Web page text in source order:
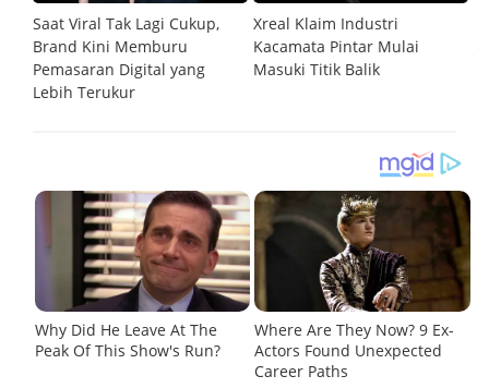
Saat Viral Tak Lagi Cukup,
Brand Kini Memburu
Pemasaran Digital yang
Lebih Terukur
Xreal Klaim Industri
Kacamata Pintar Mulai
Masuki Titik Balik